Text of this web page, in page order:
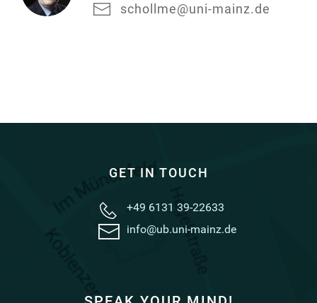
schollme@uni-mainz.de
GET IN TOUCH
+49 6131 39-22633
info@ub.uni-mainz.de